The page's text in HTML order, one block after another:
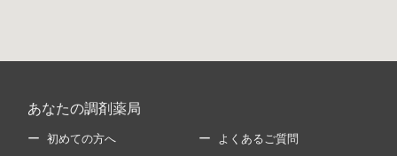
あなたの調剤薬局
初めての方へ よくあるご質問